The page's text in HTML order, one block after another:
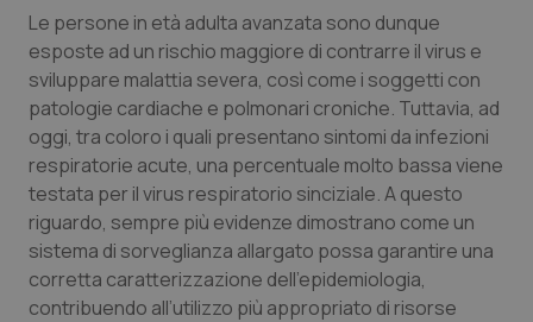
Sangue & coagulazione
Tiroide
Tumore al seno
Tumore ovarico
Tumori del Polmone & Testa Collo
Le persone in età adulta avanzata sono dunque
esposte ad un rischio maggiore di contrarre il virus e
sviluppare malattia severa, così come i soggetti con
patologie cardiache e polmonari croniche. Tuttavia, ad
oggi, tra coloro i quali presentano sintomi da infezioni
respiratorie acute, una percentuale molto bassa viene
testata per il virus respiratorio sinciziale. A questo
riguardo, sempre più evidenze dimostrano come un
sistema di sorveglianza allargato possa garantire una
corretta caratterizzazione dell’epidemiologia,
contribuendo all’utilizzo più appropriato di risorse